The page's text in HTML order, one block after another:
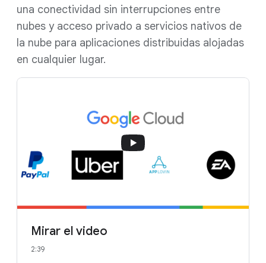
una conectividad sin interrupciones entre
nubes y acceso privado a servicios nativos de
la nube para aplicaciones distribuidas alojadas
en cualquier lugar.
Mirar el video
2:39